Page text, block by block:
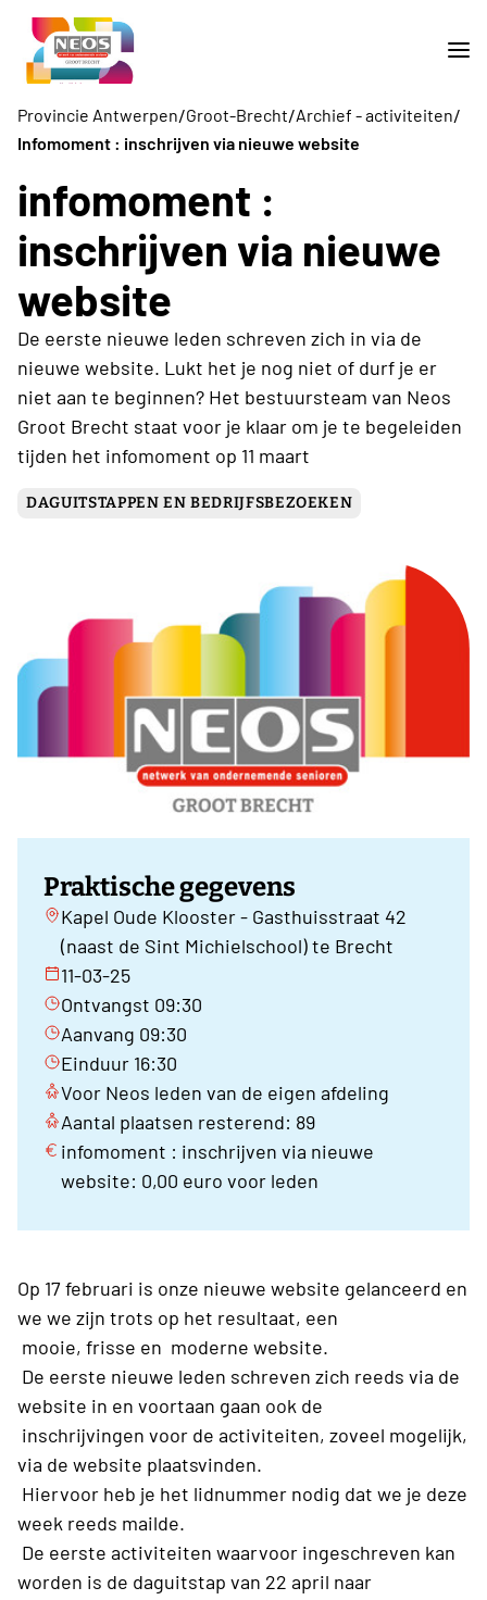
Provincie Antwerpen/Groot-Brecht/Archief - activiteiten/
Infomoment : inschrijven via nieuwe website
infomoment :
inschrijven via nieuwe
website
De eerste nieuwe leden schreven zich in via de
nieuwe website. Lukt het je nog niet of durf je er
niet aan te beginnen? Het bestuursteam van Neos
Groot Brecht staat voor je klaar om je te begeleiden
tijden het infomoment op 11 maart
DAGUITSTAPPEN EN BEDRIJFSBEZOEKEN
Praktische gegevens
Kapel Oude Klooster - Gasthuisstraat 42
(naast de Sint Michielschool) te Brecht
11-03-25
Ontvangst 09:30
Aanvang 09:30
Einduur 16:30
Voor Neos leden van de eigen afdeling
Aantal plaatsen resterend: 89
infomoment : inschrijven via nieuwe
website: 0,00 euro voor leden
Op 17 februari is onze nieuwe website gelanceerd en
we we zijn trots op het resultaat, een
mooie, frisse en moderne website.
De eerste nieuwe leden schreven zich reeds via de
website in en voortaan gaan ook de
inschrijvingen voor de activiteiten, zoveel mogelijk,
via de website plaatsvinden.
Hiervoor heb je het lidnummer nodig dat we je deze
week reeds mailde.
De eerste activiteiten waarvoor ingeschreven kan
worden is de daguitstap van 22 april naar